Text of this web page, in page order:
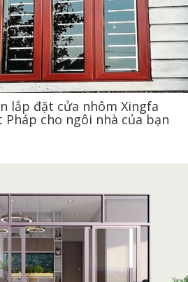
lắp đặt cửa nhôm Xingfa
Pháp cho ngôi nhà của bạn